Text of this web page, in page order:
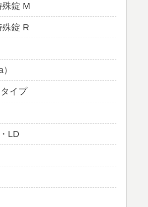
殊錠 M
殊錠 R
イプ
LD